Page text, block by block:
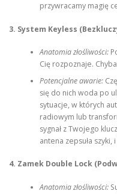
przywracamy magię
3. System Keyless
Anatomia złośliwości:
Cię rozpoznaje.
Potencjalne awarie:
się do nich woda po
sytuacje, w których
radiowym lub
sygnał z Twojego
antena zepsuła szyki,
4. Zamek Double Lock
Anatomia złośliwości: